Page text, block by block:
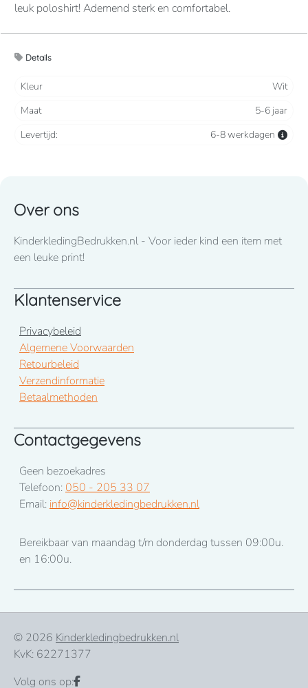
leuk poloshirt! Ademend sterk en comfortabel.
bedrukken met naam
Details
Kleur
Wit
Maat
5-6 jaar
Levertijd:
6-8 werkdagen
Over ons
KinderkledingBedrukken.nl - Voor ieder kind een item met
een leuke print!
Klantenservice
Privacybeleid
Algemene Voorwaarden
Retourbeleid
Verzendinformatie
Betaalmethoden
Contactgegevens
Geen bezoekadres
Telefoon: 050 - 205 33 07
Email: info@kinderkledingbedrukken.nl
Bereikbaar van maandag t/m donderdag tussen 09:00u.
en 16:00u.
© 2026 Kinderkledingbedrukken.nl
KvK: 62271377
Volg ons op: